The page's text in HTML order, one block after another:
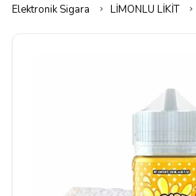
Elektronik Sigara LİMONLU LİKİT